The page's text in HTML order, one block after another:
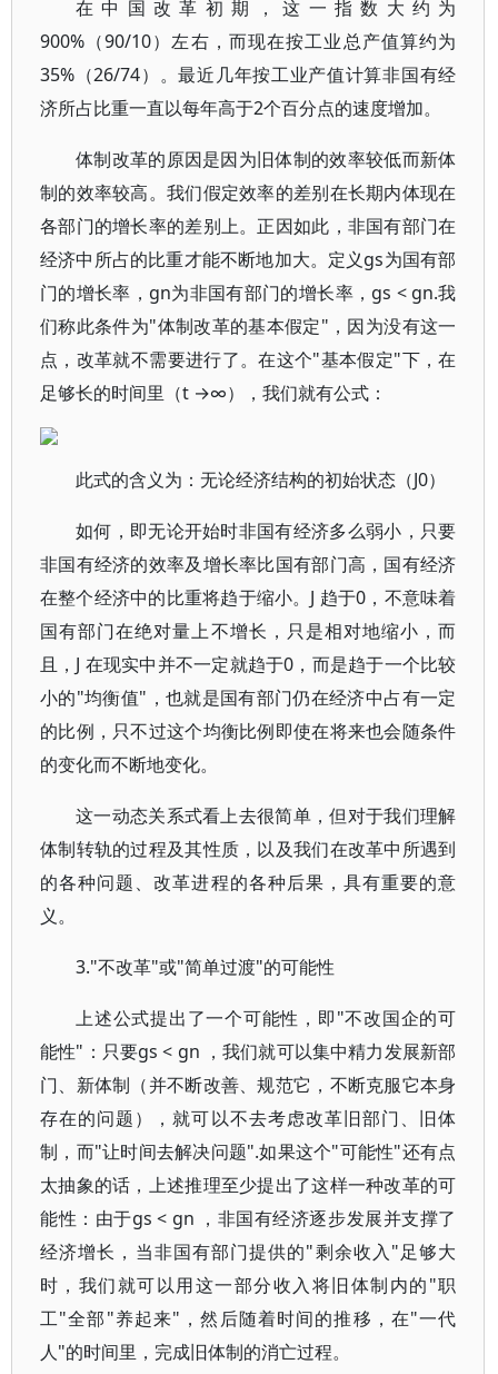
在中国改革初期，这一指数大约为
900%（90/10）左右，而现在按工业总产值算约为
35%（26/74）。最近几年按工业产值计算非国有经
济所占比重一直以每年高于2个百分点的速度增加。
体制改革的原因是因为旧体制的效率较低而新体
制的效率较高。我们假定效率的差别在长期内体现在
各部门的增长率的差别上。正因如此，非国有部门在
经济中所占的比重才能不断地加大。定义gs为国有部
门的增长率，gn为非国有部门的增长率，gs < gn.我
们称此条件为"体制改革的基本假定"，因为没有这一
点，改革就不需要进行了。在这个"基本假定"下，在
足够长的时间里（t →∞），我们就有公式：
此式的含义为：无论经济结构的初始状态（J0）
如何，即无论开始时非国有经济多么弱小，只要
非国有经济的效率及增长率比国有部门高，国有经济
在整个经济中的比重将趋于缩小。J 趋于0，不意味着
国有部门在绝对量上不增长，只是相对地缩小，而
且，J 在现实中并不一定就趋于0，而是趋于一个比较
小的"均衡值"，也就是国有部门仍在经济中占有一定
的比例，只不过这个均衡比例即使在将来也会随条件
的变化而不断地变化。
这一动态关系式看上去很简单，但对于我们理解
体制转轨的过程及其性质，以及我们在改革中所遇到
的各种问题、改革进程的各种后果，具有重要的意
义。
3."不改革"或"简单过渡"的可能性
上述公式提出了一个可能性，即"不改国企的可
能性"：只要gs < gn ，我们就可以集中精力发展新部
门、新体制（并不断改善、规范它，不断克服它本身
存在的问题），就可以不去考虑改革旧部门、旧体
制，而"让时间去解决问题".如果这个"可能性"还有点
太抽象的话，上述推理至少提出了这样一种改革的可
能性：由于gs < gn ，非国有经济逐步发展并支撑了
经济增长，当非国有部门提供的"剩余收入"足够大
时，我们就可以用这一部分收入将旧体制内的"职
工"全部"养起来"，然后随着时间的推移，在"一代
人"的时间里，完成旧体制的消亡过程。